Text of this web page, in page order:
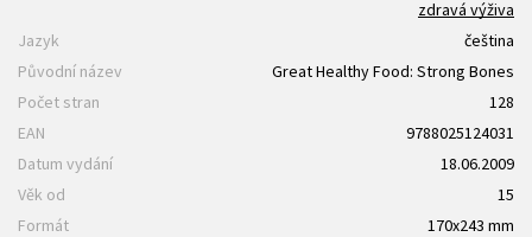
zdravá výživa
Jazyk
čeština
Původní název
Great Healthy Food: Strong Bones
Počet stran
128
EAN
9788025124031
Datum vydání
18.06.2009
Věk od
15
Formát
170x243 mm